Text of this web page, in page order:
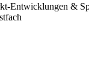
Entwicklungen &